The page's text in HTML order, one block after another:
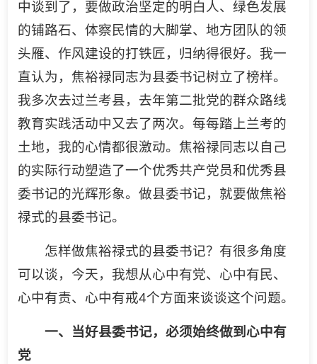
中谈到了，要做政治坚定的明白人、绿色发展
的铺路石、体察民情的大脚掌、地方团队的领
头雁、作风建设的打铁匠，归纳得很好。我一
直认为，焦裕禄同志为县委书记树立了榜样。
我多次去过兰考县，去年第二批党的群众路线
教育实践活动中又去了两次。每每踏上兰考的
土地，我的心情都很激动。焦裕禄同志以自己
的实际行动塑造了一个优秀共产党员和优秀县
委书记的光辉形象。做县委书记，就要做焦裕
禄式的县委书记。
怎样做焦裕禄式的县委书记？有很多角度
可以谈，今天，我想从心中有党、心中有民、
心中有责、心中有戒4个方面来谈谈这个问题。
一、当好县委书记，必须始终做到心中有
党